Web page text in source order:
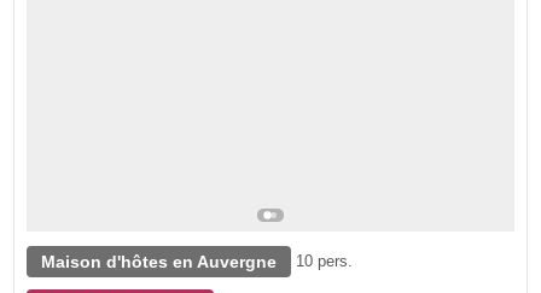
Maison d'hôtes en Auvergne 10 pers.